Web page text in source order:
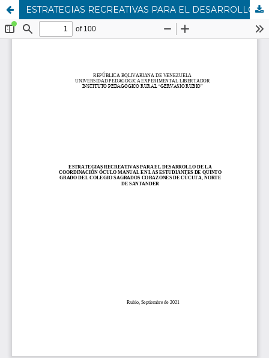
ESTRATEGIAS RECREATIVAS PARA EL DESARROLLO DE LA COORDINACIÓN ÓCULO MANUAL EN LAS ESTUDIANTES DE QUINTO GRADO DEL COLEGIO SAGRADOS CORAZONES DE CÚCUTA, NORTE DE SANTANDER